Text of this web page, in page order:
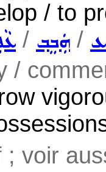
/ to
/ ܗܲܒܸܒ݂ /
/
; voir